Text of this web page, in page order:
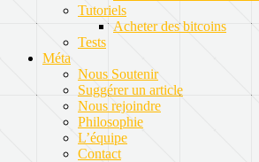
Tutoriels
Acheter des bitcoins
Tests
Méta
Nous Soutenir
Suggérer un article
Nous rejoindre
Philosophie
L’équipe
Contact